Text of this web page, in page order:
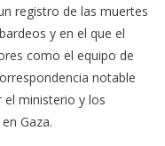
registro de las muertes
y en el que el
como el equipo de
notable
el ministerio y los
Gaza.